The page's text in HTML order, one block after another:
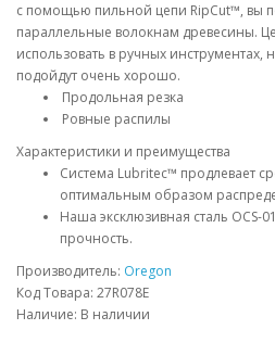
с помощью пильной цепи RipCut™, вы
параллельные волокнам древесины.
использовать в ручных
подойдут очень хорошо.
Продольная резка
Ровные распилы
Характеристики и преимущества
Система Lubritec™ продлевает
оптимальным образом
Наша эксклюзивная сталь OCS-
прочность.
Производитель: Oregon
Код Товара: 27R078E
Наличие: В наличии